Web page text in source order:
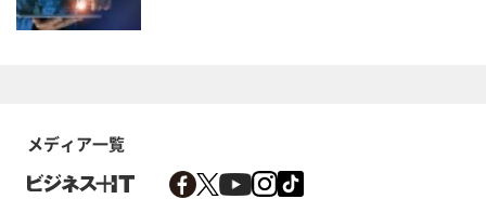
メディア一覧